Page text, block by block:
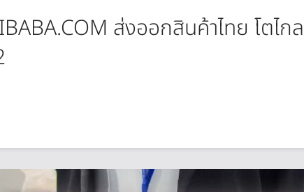
ส่งออกสินค้าไทย โตไก